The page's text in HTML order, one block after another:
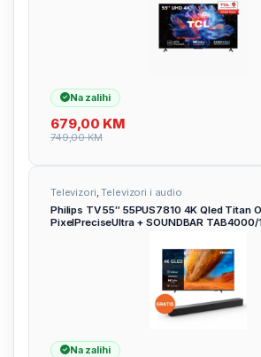
Na zalihi
679,00 KM
749,00KM
Televizori ,Televizori i audio
Philips TV 55″ 55PUS7810 4K Qled Titan
PixelPreciseUltra + SOUNDBAR TAB4000/
Na zalihi